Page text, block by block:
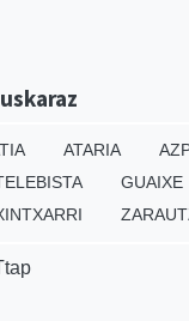
ATARIA
GUAIXE